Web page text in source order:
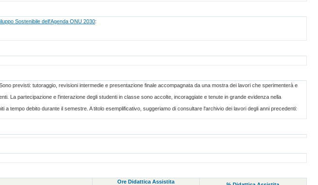
Sostenibile dell'Agenda ONU 2030:
previsti: tutoraggio, revisioni intermedie e presentazione finale accompagnata da una mostra dei lavori che sperimenterà e
La partecipazione e l'interazione degli studenti in classe sono accolte, incoraggiate e tenute in grande evidenza nella
tempo debito durante il semestre. A titolo esemplificativo, suggeriamo di consultare l'archivio dei lavori degli anni precedenti:
Ore Didattica Assistita